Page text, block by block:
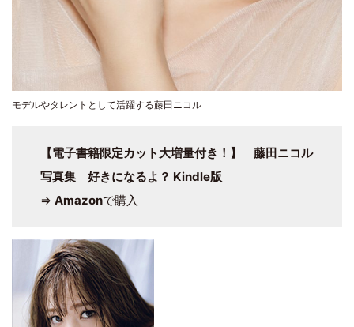
モデルやタレントとして活躍する藤田ニコル
【電子書籍限定カット大増量付き！】 藤田ニコル
写真集 好きになるよ？ Kindle版
⇒ Amazonで購入